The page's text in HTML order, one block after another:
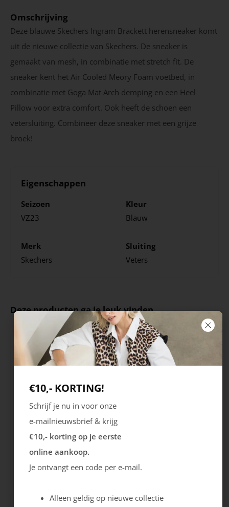
Omschrijving
Deze blauwe Skechers Ingram Brackett herensneaker komt
uit de nieuwe collectie van Skechers. De sneaker is
gemaakt van mesh, in combinatie met stretch fit. De
sneaker kent het Air Cooled Meory Foam voetbed, in
combinatie met Goga Mat Arch demping en een Heel
Pillow voor extra comfort. Ook heeft de schoen een
vetersluiting. Combineer deze sneaker met een grijze
broek!
Eigenschappen
Seizoen
VZ23
Kleur
Blauw
Merk
Skechers
Sluiting
Veters
Deze producten ga je leuk vinden
Ecco
City Stride
€10,- KORTING!
Schrijf je nu in voor onze
e-mailnieuwsbrief & krijg
€10,- korting op je eerste
online aankoop.
Je ontvangt een code per e-mail.
Alleen geldig op nieuwe collectie